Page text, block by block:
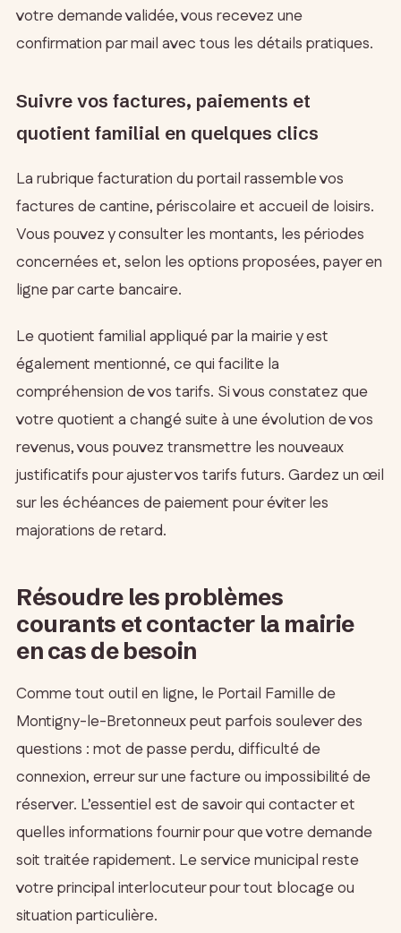
votre demande validée, vous recevez une
confirmation par mail avec tous les détails pratiques.
Suivre vos factures, paiements et
quotient familial en quelques clics
La rubrique facturation du portail rassemble vos
factures de cantine, périscolaire et accueil de loisirs.
Vous pouvez y consulter les montants, les périodes
concernées et, selon les options proposées, payer en
ligne par carte bancaire.
Le quotient familial appliqué par la mairie y est
également mentionné, ce qui facilite la
compréhension de vos tarifs. Si vous constatez que
votre quotient a changé suite à une évolution de vos
revenus, vous pouvez transmettre les nouveaux
justificatifs pour ajuster vos tarifs futurs. Gardez un œil
sur les échéances de paiement pour éviter les
majorations de retard.
Résoudre les problèmes
courants et contacter la mairie
en cas de besoin
Comme tout outil en ligne, le Portail Famille de
Montigny-le-Bretonneux peut parfois soulever des
questions : mot de passe perdu, difficulté de
connexion, erreur sur une facture ou impossibilité de
réserver. L’essentiel est de savoir qui contacter et
quelles informations fournir pour que votre demande
soit traitée rapidement. Le service municipal reste
votre principal interlocuteur pour tout blocage ou
situation particulière.